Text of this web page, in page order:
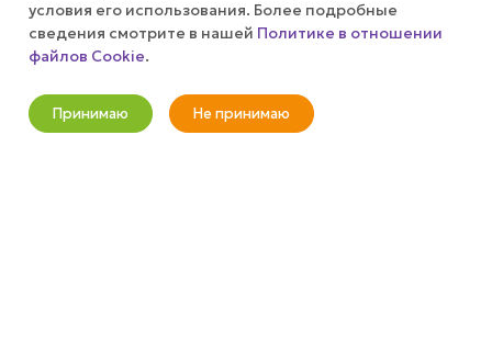
условия его использования. Более подробные
сведения смотрите в нашей Политике в отношении
файлов Cookie.
Принимаю Не принимаю